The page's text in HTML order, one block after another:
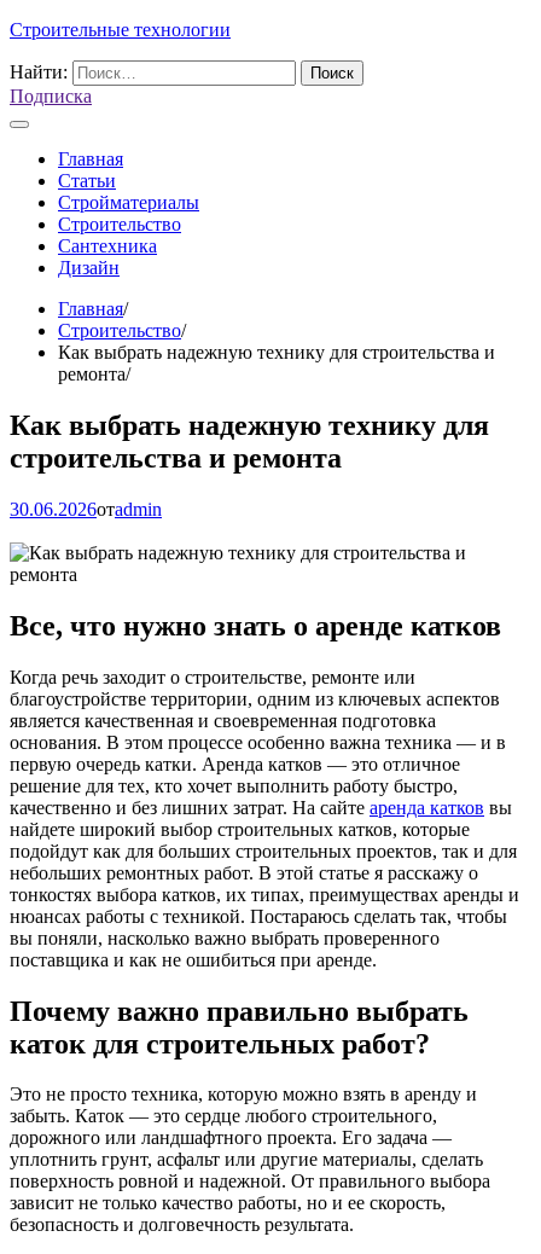
Строительные технологии
Найти:
Подписка
Главная
Статьи
Стройматериалы
Строительство
Сантехника
Дизайн
Главная
Строительство
Как выбрать надежную технику для строительства и
ремонта
Как выбрать надежную технику для
строительства и ремонта
30.06.2026отadmin
Все, что нужно знать о аренде катков
Когда речь заходит о строительстве, ремонте или
благоустройстве территории, одним из ключевых аспектов
является качественная и своевременная подготовка
основания. В этом процессе особенно важна техника — и в
первую очередь катки. Аренда катков — это отличное
решение для тех, кто хочет выполнить работу быстро,
качественно и без лишних затрат. На сайте аренда катков вы
найдете широкий выбор строительных катков, которые
подойдут как для больших строительных проектов, так и для
небольших ремонтных работ. В этой статье я расскажу о
тонкостях выбора катков, их типах, преимуществах аренды и
нюансах работы с техникой. Постараюсь сделать так, чтобы
вы поняли, насколько важно выбрать проверенного
поставщика и как не ошибиться при аренде.
Почему важно правильно выбрать
каток для строительных работ?
Это не просто техника, которую можно взять в аренду и
забыть. Каток — это сердце любого строительного,
дорожного или ландшафтного проекта. Его задача —
уплотнить грунт, асфальт или другие материалы, сделать
поверхность ровной и надежной. От правильного выбора
зависит не только качество работы, но и ее скорость,
безопасность и долговечность результата.